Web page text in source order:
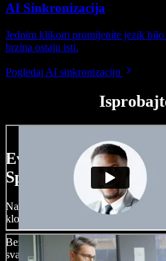
AI Sinkronizacija
Jednim klikom promijenite jezik
brzina ostaju isti.
Pogledaj AI sinkronizaciju
Evo malog pregleda
Speechify Studiju.
Napravite voice overe, dodajte
klonirajte svoj glas i složite sjajne
Bez učenja i sve dostupno u
svaku kreativnu ideju.